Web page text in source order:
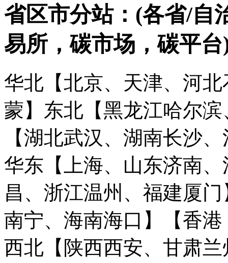
省区市分站：(各省/自
易所，碳市场，碳平台
华北【北京、天津、河
蒙】 东北【黑龙江哈尔
【湖北武汉、湖南长沙
华东【上海、山东济南
昌、浙江温州、福建厦门
南宁、海南海口】
【香
西北【陕西西安、甘肃